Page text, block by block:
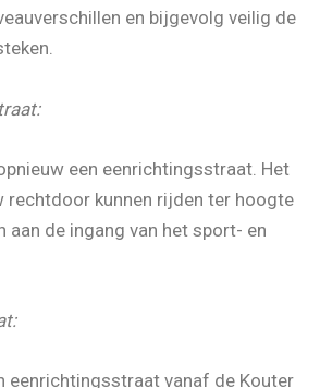
en bijgevolg veilig de
:
een eenrichtingsstraat. Het
rechtdoor kunnen rijden ter hoogte
aan de ingang van het sport- en
:
eenrichtingsstraat vanaf de Kouter